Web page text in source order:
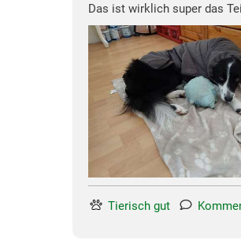
Das ist wirklich super das
Tierisch gut